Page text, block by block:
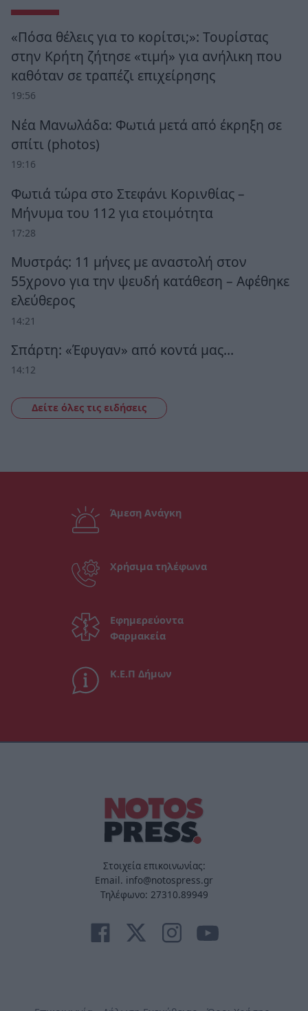
«Πόσα θέλεις για το κορίτσι;»: Τουρίστας
στην Κρήτη ζήτησε «τιμή» για ανήλικη που
καθόταν σε τραπέζι επιχείρησης
19:56
Νέα Μανωλάδα: Φωτιά μετά από έκρηξη σε
σπίτι (photos)
19:16
Φωτιά τώρα στο Στεφάνι Κορινθίας –
Μήνυμα του 112 για ετοιμότητα
17:28
Μυστράς: 11 μήνες με αναστολή στον
55χρονο για την ψευδή κατάθεση – Αφέθηκε
ελεύθερος
14:21
Σπάρτη: «Έφυγαν» από κοντά μας…
14:12
Δείτε όλες τις ειδήσεις
Άμεση Ανάγκη
Χρήσιμα τηλέφωνα
Εφημερεύοντα
Φαρμακεία
Κ.Ε.Π Δήμων
Στοιχεία επικοινωνίας:
Email. info@notospress.gr
Τηλέφωνο: 27310.89949